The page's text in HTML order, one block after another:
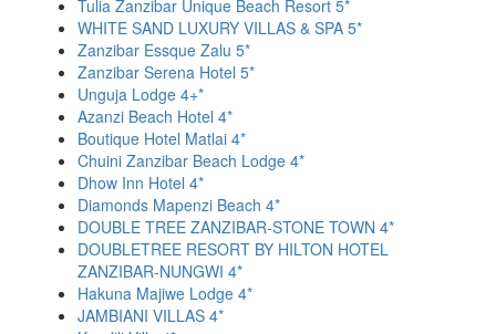
Tulia Zanzibar Unique Beach Resort 5*
WHITE SAND LUXURY VILLAS & SPA 5*
Zanzibar Essque Zalu 5*
Zanzibar Serena Hotel 5*
Unguja Lodge 4+*
Azanzi Beach Hotel 4*
Boutique Hotel Matlai 4*
Chuini Zanzibar Beach Lodge 4*
Dhow Inn Hotel 4*
Diamonds Mapenzi Beach 4*
DOUBLE TREE ZANZIBAR-STONE TOWN 4*
DOUBLETREE RESORT BY HILTON HOTEL
ZANZIBAR-NUNGWI 4*
Hakuna Majiwe Lodge 4*
JAMBIANI VILLAS 4*